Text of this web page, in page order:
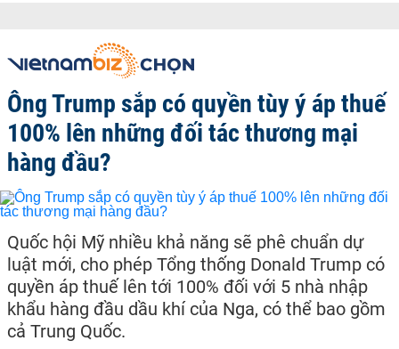
Ông Trump sắp có quyền tùy ý áp thuế
100% lên những đối tác thương mại
hàng đầu?
Quốc hội Mỹ nhiều khả năng sẽ phê chuẩn dự
luật mới, cho phép Tổng thống Donald Trump có
quyền áp thuế lên tới 100% đối với 5 nhà nhập
khẩu hàng đầu dầu khí của Nga, có thể bao gồm
cả Trung Quốc.